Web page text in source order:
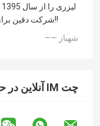
شرکت دقین برای کسب و کارم مفید است!!
—— شهباز
چت IM آنلاین در حال حاضر